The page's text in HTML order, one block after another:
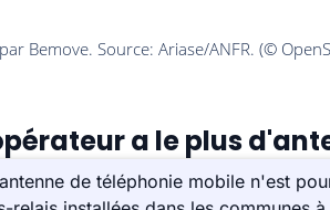
a le plus
de téléphonie mobile n'est